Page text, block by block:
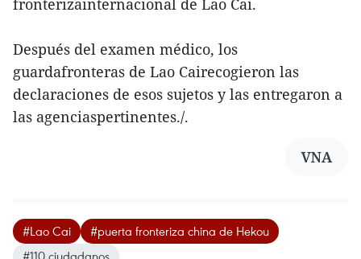
fronterizainternacional de Lao Cai.
Después del examen médico, los
guardafronteras de Lao Cairecogieron las
declaraciones de esos sujetos y las entregaron a
las agenciaspertinentes./.
VNA
#Lao Cai
#puerta fronteriza china de Hekou
#110 ciudadanos